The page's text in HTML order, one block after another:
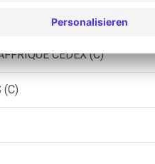
(DS)
CEDEX (C)
(C)